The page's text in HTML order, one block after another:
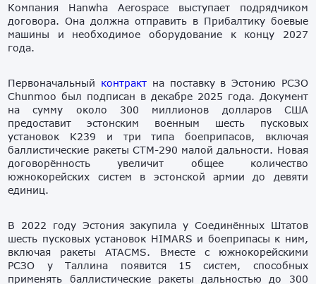
Компания Hanwha Aerospace выступает подрядчиком
договора. Она должна отправить в Прибалтику боевые
машины и необходимое оборудование к концу 2027
года.
Первоначальный контрактна поставку в Эстонию РСЗО
Chunmoo был подписан в декабре 2025 года. Документ
на сумму около 300 миллионов долларов США
предоставит эстонским военным шесть пусковых
установок K239 и три типа боеприпасов, включая
баллистические ракеты CTM-290 малой дальности. Новая
договорённость увеличит общее количество
южнокорейских систем в эстонской армии до девяти
единиц.
В 2022 году Эстония закупила у Соединённых Штатов
шесть пусковых установок HIMARS и боеприпасы к ним,
включая ракеты ATACMS. Вместе с южнокорейскими
РСЗО у Таллина появится 15 систем, способных
применять баллистические ракеты дальностью до 300